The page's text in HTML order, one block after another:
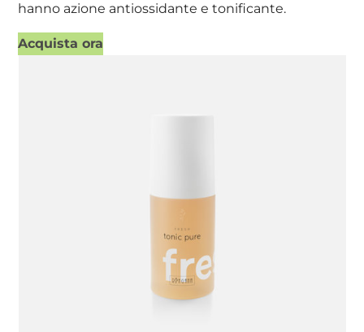
hanno azione antiossidante e tonificante.
Acquista ora